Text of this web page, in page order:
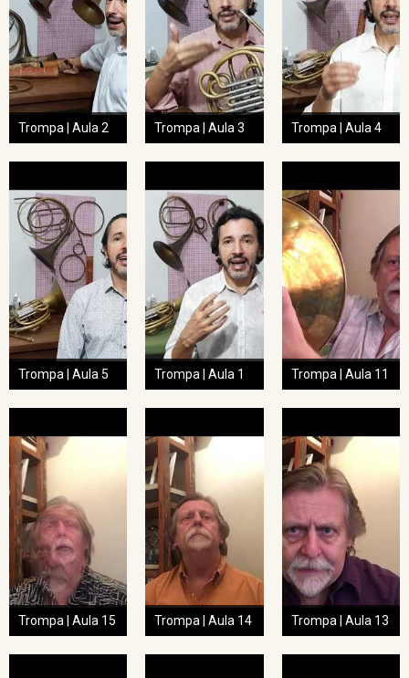
Trompa | Aula 2 Trompa | Aula 3 Trompa | Aula 4
Trompa | Aula 5 Trompa | Aula 1 Trompa | Aula 11
Trompa | Aula 15 Trompa | Aula 14 Trompa | Aula 13